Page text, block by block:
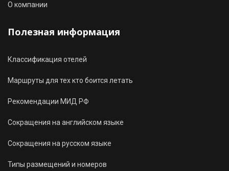
О компании
Полезная информация
Классификация отелей
Маршруты для тех кто боится летать
Рекомендации МИД РФ
Сокращения на английском языке
Сокращения на русском языке
Типы размещений и номеров